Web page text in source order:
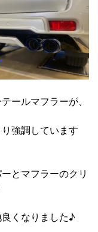
ールマフラーが、
強調しています
とマフラーのクリ
くなりました♪